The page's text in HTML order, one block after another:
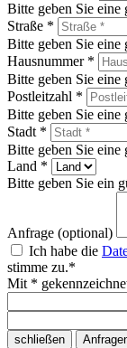
Bitte geben Sie eine
Straße *
Bitte geben Sie eine
Hausnummer *
Bitte geben Sie eine
Postleitzahl *
Bitte geben Sie eine
Stadt *
Bitte geben Sie eine
Land *
Bitte geben Sie ein
Anfrage (optional)
Ich habe die
stimme zu.*
Mit *
schließen